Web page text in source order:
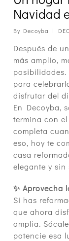
Navidad
By Decoyba
Después de
más amplio,
para
disfrutar del
En Decoyba,
termina con
completa
eso, hoy te
casa
elegante y sin
✨ Aprovecha
Si has
que ahora
amplia.
potencie esa